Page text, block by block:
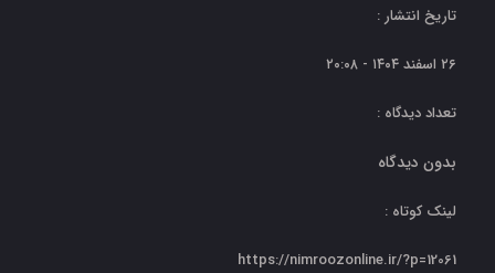
تاریخ انتشار :
۲۶ اسفند ۱۴۰۴ - ۲۰:۰۸
تعداد دیدگاه :
بدون دیدگاه
لینک کوتاه :
https://nimroozonline.ir/?p=12061